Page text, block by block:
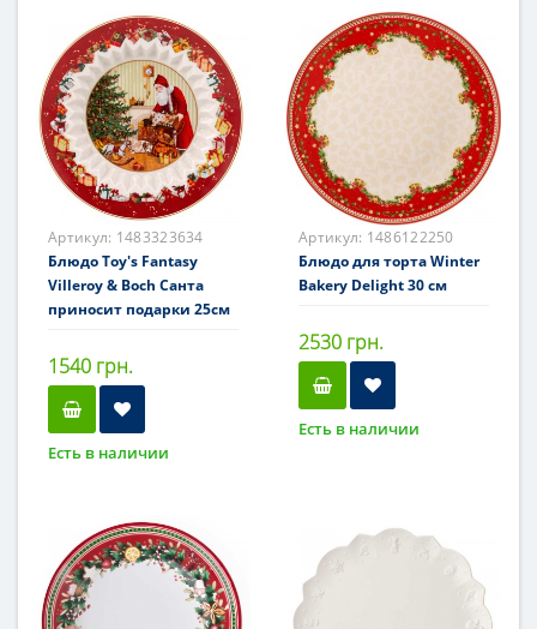
Артикул: 1483323634
Блюдо Toy's Fantasy
Villeroy & Boch Санта
приносит подарки 25см
1540 грн.
Есть в наличии
Артикул: 1486122250
Блюдо для торта Winter
Bakery Delight 30 см
2530 грн.
Есть в наличии